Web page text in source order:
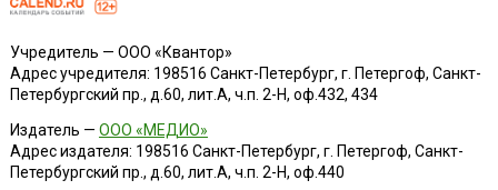
Учредитель — ООО «Квантор»
Адрес учредителя: 198516 Санкт-Петербург, г. Петергоф, Санкт-
Петербургский пр., д.60, лит.А, ч.п. 2-Н, оф.432, 434
Издатель — ООО «МЕДИО»
Адрес издателя: 198516 Санкт-Петербург, г. Петергоф, Санкт-
Петербургский пр., д.60, лит.А, ч.п. 2-Н, оф.440